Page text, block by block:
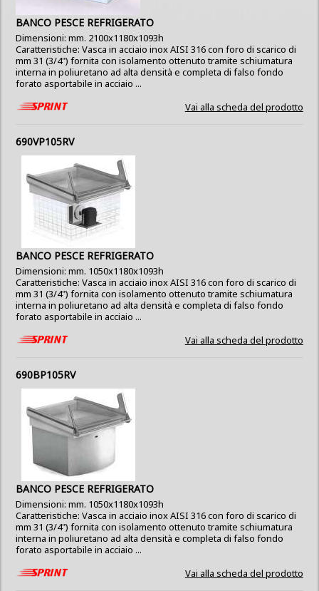
BANCO PESCE REFRIGERATO
Dimensioni: mm. 2100x1180x1093h
Caratteristiche: Vasca in acciaio inox AISI 316 con foro di scarico di
mm 31 (3/4") fornita con isolamento ottenuto tramite schiumatura
interna in poliuretano ad alta densità e completa di falso fondo
forato asportabile in acciaio ...
Vai alla scheda del prodotto
690VP105RV
BANCO PESCE REFRIGERATO
Dimensioni: mm. 1050x1180x1093h
Caratteristiche: Vasca in acciaio inox AISI 316 con foro di scarico di
mm 31 (3/4") fornita con isolamento ottenuto tramite schiumatura
interna in poliuretano ad alta densità e completa di falso fondo
forato asportabile in acciaio ...
Vai alla scheda del prodotto
690BP105RV
BANCO PESCE REFRIGERATO
Dimensioni: mm. 1050x1180x1093h
Caratteristiche: Vasca in acciaio inox AISI 316 con foro di scarico di
mm 31 (3/4") fornita con isolamento ottenuto tramite schiumatura
interna in poliuretano ad alta densità e completa di falso fondo
forato asportabile in acciaio ...
Vai alla scheda del prodotto